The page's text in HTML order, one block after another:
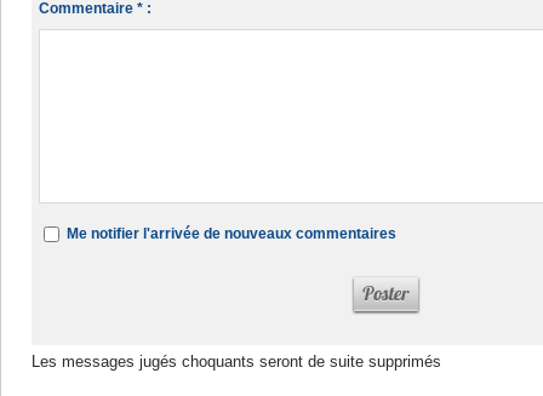
Commentaire * :
Me notifier l'arrivée de nouveaux commentaires
Les messages jugés choquants seront de suite supprimés